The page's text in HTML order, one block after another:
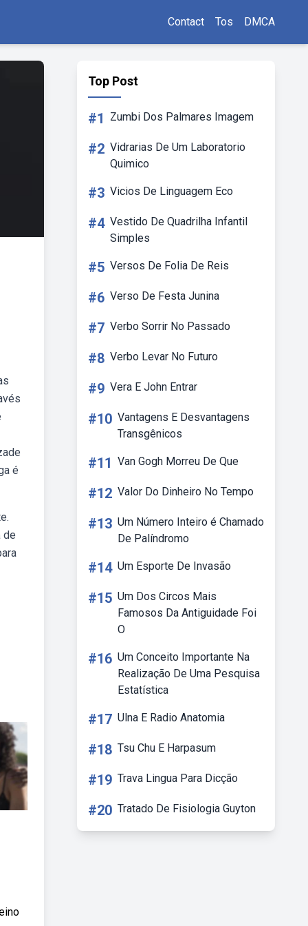
Contact Tos DMCA
é
de
Top Post
#1 Zumbi Dos Palmares Imagem
#2 Vidrarias De Um Laboratorio
Quimico
#3 Vicios De Linguagem Eco
#4 Vestido De Quadrilha Infantil
Simples
#5 Versos De Folia De Reis
#6 Verso De Festa Junina
#7 Verbo Sorrir No Passado
#8 Verbo Levar No Futuro
#9 Vera E John Entrar
#10 Vantagens E Desvantagens
Transgênicos
#11 Van Gogh Morreu De Que
#12 Valor Do Dinheiro No Tempo
#13 Um Número Inteiro é Chamado
De Palíndromo
#14 Um Esporte De Invasão
#15 Um Dos Circos Mais
Famosos Da Antiguidade Foi
O
#16 Um Conceito Importante Na
Realização De Uma Pesquisa
Estatística
#17 Ulna E Radio Anatomia
#18 Tsu Chu E Harpasum
#19 Trava Lingua Para Dicção
#20 Tratado De Fisiologia Guyton